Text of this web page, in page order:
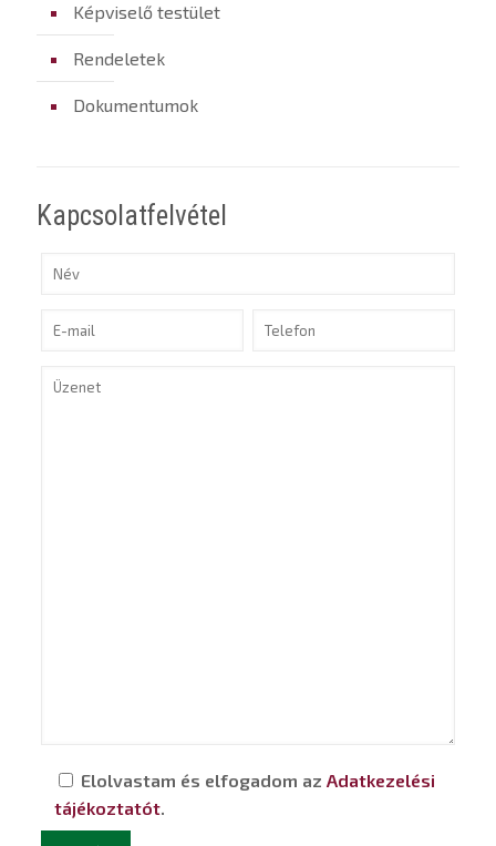
Képviselő testület
Rendeletek
Dokumentumok
Kapcsolatfelvétel
Elolvastam és elfogadom az Adatkezelési
tájékoztatót.